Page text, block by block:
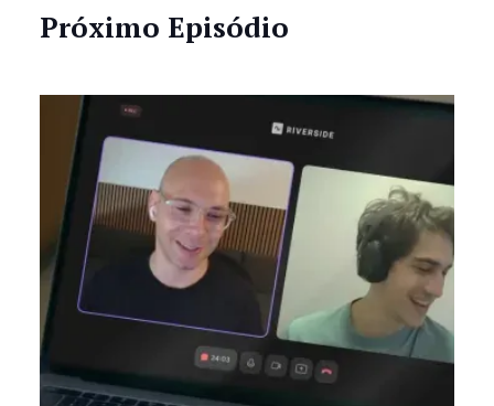
Próximo Episódio